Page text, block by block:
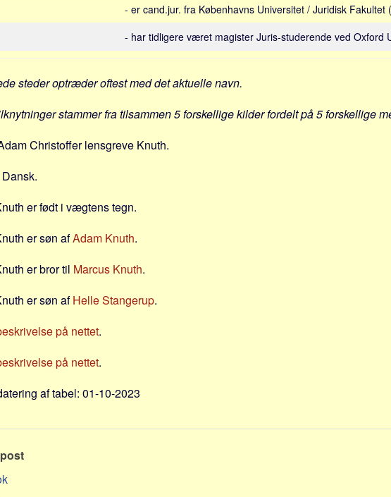
- er cand.jur. fra Københavns Universitet / Juridisk Fakultet
- har tidligere været magister Juris-studerende ved Oxford
steder optræder oftest med det aktuelle navn.
stammer fra tilsammen 5 forskellige kilder fordelt på 5 forskellige
Christoffer lensgreve Knuth.
er født i vægtens tegn.
er søn afAdam Knuth.
er bror til Marcus Knuth.
er søn afHelle Stangerup.
på nettet.
på nettet.
af tabel: 01-10-2023